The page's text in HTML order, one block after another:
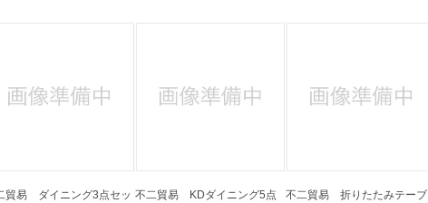
貿易 ダイニング3点セッ 不二貿易 KDダイニング5点
不二貿易 折りたたみテーブ